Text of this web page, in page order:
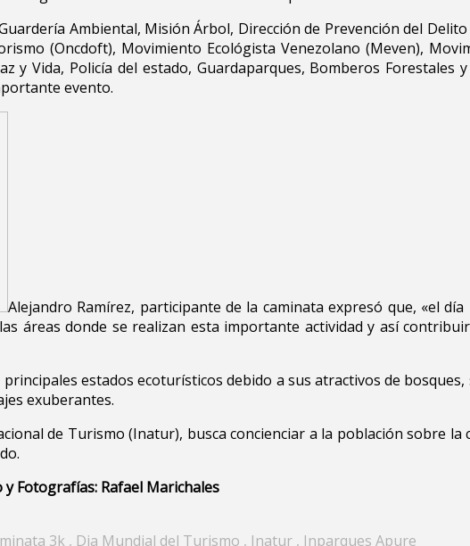
Ambiental, Misión Árbol, Dirección de Prevención del
(Oncdoft), Movimiento Ecológista Venezolano (Meven),
y Vida, Policía del estado, Guardaparques, Bomberos Forestales
evento.
Alejandro Ramírez, participante de la caminata expresó que, «el
áreas donde se realizan esta importante actividad y así
estados ecoturísticos debido a sus atractivos de bosques,
exuberantes.
de Turismo (Inatur), busca concienciar a la población sobre la
Fotografías: Rafael Marichales
3k , Dia Mundial del Turismo , Inatur , Inparques Apure